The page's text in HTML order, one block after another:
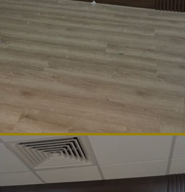
trong giỏ hàng.
hàng